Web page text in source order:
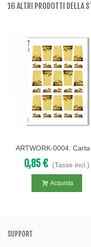
16 ALTRI PRODOTTI DELLA
ARTWORK-0004. Carta
Riso Opere D'arte Per
Decoupage.
0,85 € (Tasse incl.)
Acquista
SUPPORT